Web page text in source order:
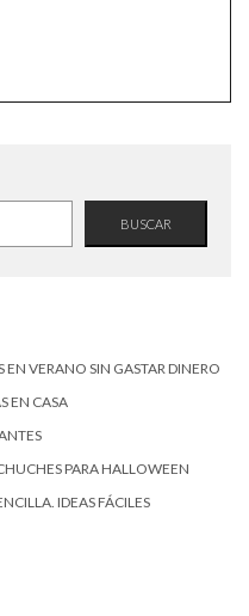
BUSCAR
EN VERANO SIN GASTAR DINERO
EN CASA
PARA HALLOWEEN
IDEAS FÁCILES